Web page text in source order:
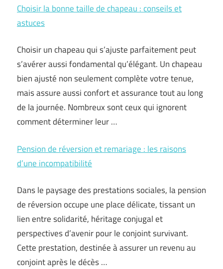
Choisir la bonne taille de chapeau : conseils et
astuces
Choisir un chapeau qui s’ajuste parfaitement peut
s’avérer aussi fondamental qu’élégant. Un chapeau
bien ajusté non seulement complète votre tenue,
mais assure aussi confort et assurance tout au long
de la journée. Nombreux sont ceux qui ignorent
comment déterminer leur …
Pension de réversion et remariage : les raisons
d’une incompatibilité
Dans le paysage des prestations sociales, la pension
de réversion occupe une place délicate, tissant un
lien entre solidarité, héritage conjugal et
perspectives d’avenir pour le conjoint survivant.
Cette prestation, destinée à assurer un revenu au
conjoint après le décès …